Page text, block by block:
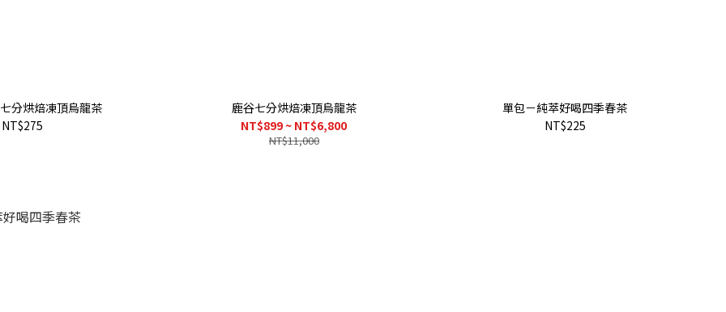
分烘焙凍頂烏龍茶
NT$275
鹿谷七分烘焙凍頂烏龍茶
NT$899 ~ NT$6,800
NT$11,000
單包－純萃好喝四季春茶
NT$225